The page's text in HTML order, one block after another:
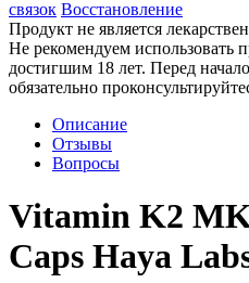
связок Восстановление
Продукт не является
Не рекомендуем использовать
достигшим 18 лет. Перед
обязательно
Описание
Отзывы
Вопросы
Vitamin K2
Caps Haya